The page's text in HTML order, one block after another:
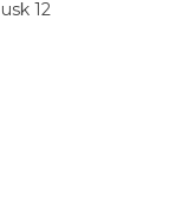
12